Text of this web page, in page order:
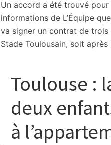
Un accord a été trouvé pour
informations de L’Équipe
va signer un contrat de
Stade Toulousain, soit
Toulouse :
deux
à